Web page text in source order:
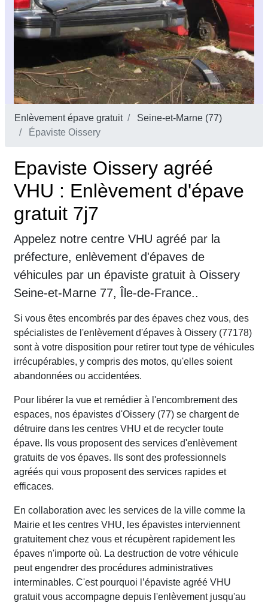
Enlèvement épave gratuit
Seine-et-Marne (77)
Épaviste Oissery
Epaviste Oissery agréé
VHU : Enlèvement d'épave
gratuit 7j7
Appelez notre centre VHU agréé par la
préfecture, enlèvement d'épaves de
véhicules par un épaviste gratuit à Oissery
Seine-et-Marne 77, Île-de-France..
Si vous êtes encombrés par des épaves chez vous, des
spécialistes de l'enlèvement d'épaves à Oissery (77178)
sont à votre disposition pour retirer tout type de véhicules
irrécupérables, y compris des motos, qu'elles soient
abandonnées ou accidentées.
Pour libérer la vue et remédier à l'encombrement des
espaces, nos épavistes d'Oissery (77) se chargent de
détruire dans les centres VHU et de recycler toute
épave. Ils vous proposent des services d'enlèvement
gratuits de vos épaves. Ils sont des professionnels
agréés qui vous proposent des services rapides et
efficaces.
En collaboration avec les services de la ville comme la
Mairie et les centres VHU, les épavistes interviennent
gratuitement chez vous et récupèrent rapidement les
épaves n'importe où. La destruction de votre véhicule
peut engendrer des procédures administratives
interminables. C'est pourquoi l’épaviste agréé VHU
gratuit vous accompagne depuis l'enlèvement jusqu'au